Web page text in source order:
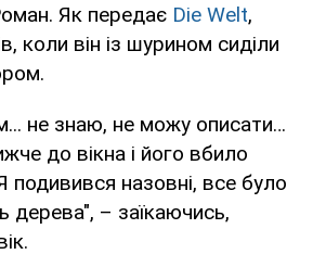
Як передає Die Welt,
коли він із шурином сиділи
не знаю, не можу описати…
до вікна і його вбило
подивився назовні, все було
дерева", – заїкаючись,